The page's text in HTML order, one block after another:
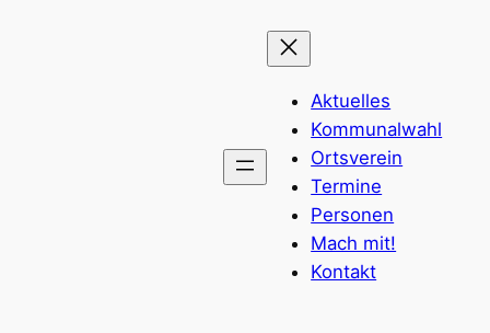
Aktuelles
Kommunalwahl
Ortsverein
Termine
Personen
Mach mit!
Kontakt